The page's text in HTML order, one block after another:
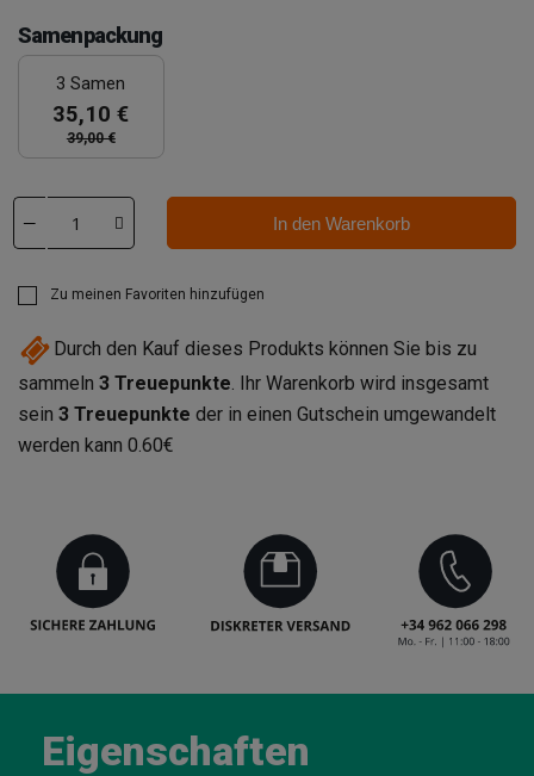
Samenpackung
3 Samen
35,10 €
39,00 €
In den Warenkorb
Zu meinen Favoriten hinzufügen
Durch den Kauf dieses Produkts können Sie bis zu
sammeln 3 Treuepunkte. Ihr Warenkorb wird insgesamt
sein 3 Treuepunkte der in einen Gutschein umgewandelt
werden kann 0.60€
Eigenschaften